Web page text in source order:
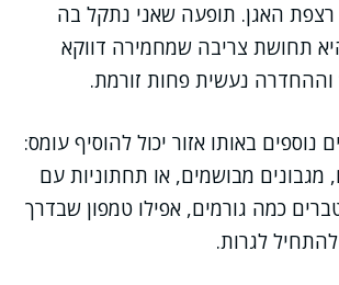
רצפת האגן. תופעה שאני נתקל בה
תחושת צריבה שמחמירה דווקא
וההחדרה נעשית פחות זורמת.
נוספים באותו אזור יכול להוסיף עומס:
מגבונים מבושמים, או תחתוניות עם
כמה גורמים, אפילו טמפון שבדרך
לגרות.